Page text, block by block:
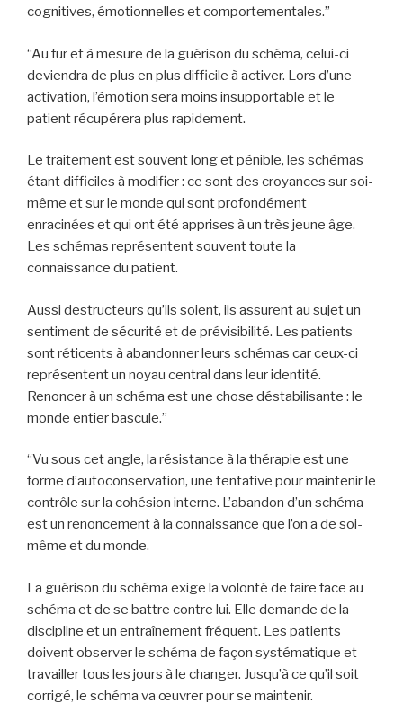
cognitives, émotionnelles et comportementales.”
“Au fur et à mesure de la guérison du schéma, celui-ci
deviendra de plus en plus difficile à activer. Lors d’une
activation, l’émotion sera moins insupportable et le
patient récupérera plus rapidement.
Le traitement est souvent long et pénible, les schémas
étant difficiles à modifier : ce sont des croyances sur soi-
même et sur le monde qui sont profondément
enracinées et qui ont été apprises à un très jeune âge.
Les schémas représentent souvent toute la
connaissance du patient.
Aussi destructeurs qu’ils soient, ils assurent au sujet un
sentiment de sécurité et de prévisibilité. Les patients
sont réticents à abandonner leurs schémas car ceux-ci
représentent un noyau central dans leur identité.
Renoncer à un schéma est une chose déstabilisante : le
monde entier bascule.”
“Vu sous cet angle, la résistance à la thérapie est une
forme d’autoconservation, une tentative pour maintenir le
contrôle sur la cohésion interne. L’abandon d’un schéma
est un renoncement à la connaissance que l’on a de soi-
même et du monde.
La guérison du schéma exige la volonté de faire face au
schéma et de se battre contre lui. Elle demande de la
discipline et un entraînement fréquent. Les patients
doivent observer le schéma de façon systématique et
travailler tous les jours à le changer. Jusqu’à ce qu’il soit
corrigé, le schéma va œuvrer pour se maintenir.